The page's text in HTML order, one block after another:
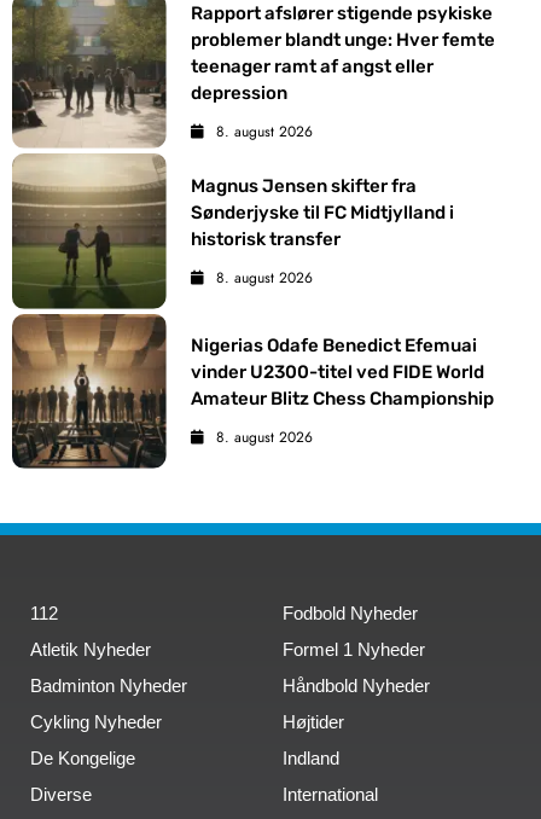
Rapport afslører stigende psykiske
problemer blandt unge: Hver femte
teenager ramt af angst eller
depression
8. august 2026
Magnus Jensen skifter fra
Sønderjyske til FC Midtjylland i
historisk transfer
8. august 2026
Nigerias Odafe Benedict Efemuai
vinder U2300-titel ved FIDE World
Amateur Blitz Chess Championship
8. august 2026
112
Atletik Nyheder
Badminton Nyheder
Cykling Nyheder
De Kongelige
Diverse
Fodbold Nyheder
Formel 1 Nyheder
Håndbold Nyheder
Højtider
Indland
International